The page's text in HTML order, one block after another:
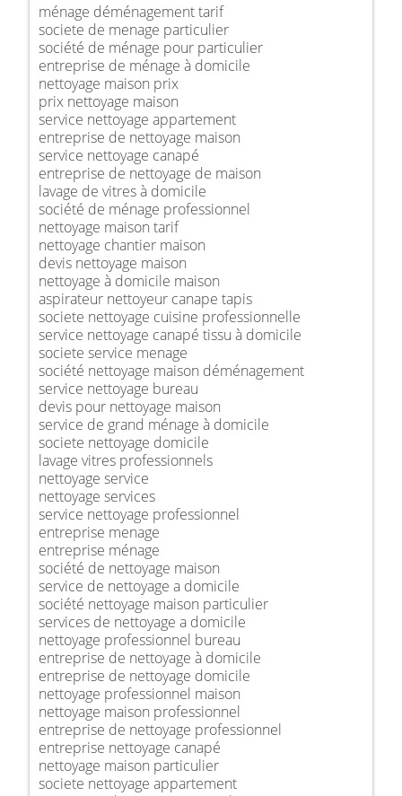
ménage déménagement tarif
societe de menage particulier
société de ménage pour particulier
entreprise de ménage à domicile
nettoyage maison prix
prix nettoyage maison
service nettoyage appartement
entreprise de nettoyage maison
service nettoyage canapé
entreprise de nettoyage de maison
lavage de vitres à domicile
société de ménage professionnel
nettoyage maison tarif
nettoyage chantier maison
devis nettoyage maison
nettoyage à domicile maison
aspirateur nettoyeur canape tapis
societe nettoyage cuisine professionnelle
service nettoyage canapé tissu à domicile
societe service menage
société nettoyage maison déménagement
service nettoyage bureau
devis pour nettoyage maison
service de grand ménage à domicile
societe nettoyage domicile
lavage vitres professionnels
nettoyage service
nettoyage services
service nettoyage professionnel
entreprise menage
entreprise ménage
société de nettoyage maison
service de nettoyage a domicile
société nettoyage maison particulier
services de nettoyage a domicile
nettoyage professionnel bureau
entreprise de nettoyage à domicile
entreprise de nettoyage domicile
nettoyage professionnel maison
nettoyage maison professionnel
entreprise de nettoyage professionnel
entreprise nettoyage canapé
nettoyage maison particulier
societe nettoyage appartement